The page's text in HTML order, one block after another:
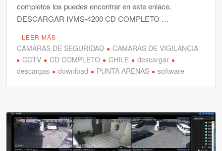
completos los puedes encontrar en este enlace.
DESCARGAR IVMS-4200 CD COMPLETO …
LEER MÁS
CAMARAS DE SEGURIDAD
CAMARAS DE VIGILANCIA
CCTV
CD COMPLETO CHILE
descargar
descargas
download PUNTA ARENAS software